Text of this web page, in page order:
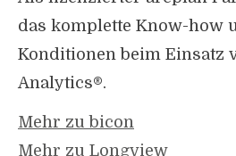
das komplette Know-how
Konditionen beim Einsatz
Analytics®.
Mehr zu bicon
Mehr zu Longview